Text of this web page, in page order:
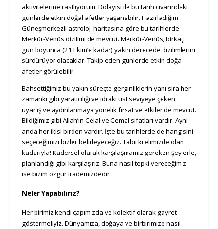
aktivitelerine rastlıyorum. Dolayısı ile bu tarih civarındaki
günlerde etkin doğal afetler yaşanabilir. Hazırladığım
Güneşmerkezli astroloji haritasına göre bu tarihlerde
Merkür-Venüs dizilimi de mevcut. Merkür-Venüs, birkaç
gün boyunca (21 Ekim’e kadar) yakın derecede dizilimlerini
sürdürüyor olacaklar. Takip eden günlerde etkin doğal
afetler görülebilir.
Bahsettiğimiz bu yakın süreçte gerginliklerin yanı sıra her
zamanki gibi yaratıcılığı ve idraki üst seviyeye çeken,
uyanış ve aydınlanmaya yönelik fırsat ve etkiler de mevcut.
Bildiğimiz gibi Allah’ın Celal ve Cemal sıfatları vardır. Aynı
anda her ikisi birden vardır. İşte bu tarihlerde de hangisini
seçeceğimizi bizler belirleyeceğiz. Tabii ki elimizde olan
kadarıyla! Kadersel olarak karşılaşmamız gereken şeylerle,
planlandığı gibi karşılaşırız. Buna nasıl tepki vereceğimiz
ise bizim özgür irademizdedir.
Neler Yapabiliriz?
Her birimiz kendi çapımızda ve kolektif olarak gayret
göstermeliyiz. Dünyamıza, doğaya ve birbirimize nasıl